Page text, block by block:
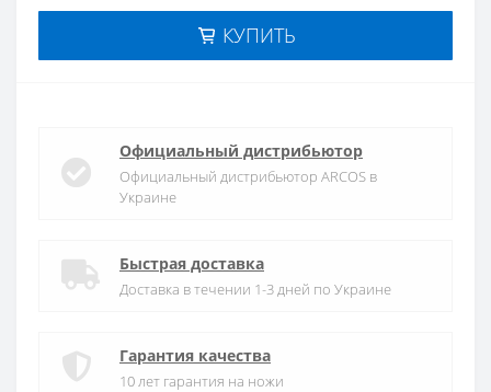
КУПИТЬ
Официальный дистрибьютор
Официальный дистрибьютор ARCOS в
Украине
Быстрая доставка
Доставка в течении 1-3 дней по Украине
Гарантия качества
10 лет гарантия на ножи